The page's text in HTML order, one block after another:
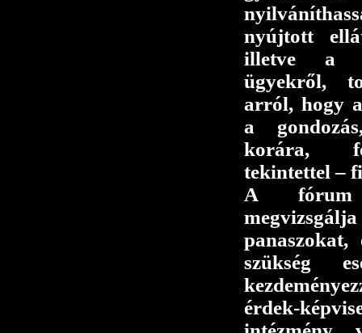
nyújtott
illetve a
ügyekről,
arról, hogy
a
korára,
tekintettel –
A fórum
panaszokat,
szükség
érdek-